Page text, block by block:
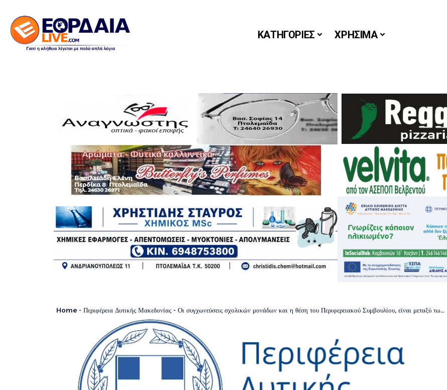
ΚΑΤΗΓΟΡΙΕΣ ΧΡΗΣΙΜΑ
Home - Περιφέρεια Δυτικής Μακεδονίας - Οι συγχωνεύσεις σχολικών μονάδων και η θέση του Περιφερειακού Συμβουλίου, είναι μεταξύ των θεμάτων που θα συζητηθουν στην συνεδρίαση του Π.Σ τη Δευτέρα 15/12